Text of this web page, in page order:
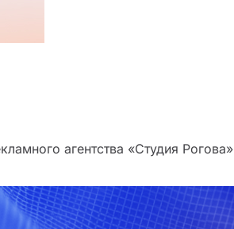
агентства «Студия Рогова»